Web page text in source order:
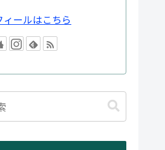
ールはこちら